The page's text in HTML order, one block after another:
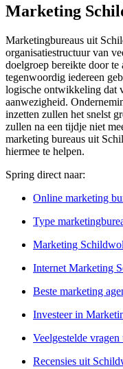
Marketing
Marketingbureaus uit
organisatiestructuur van
doelgroep bereikte door
tegenwoordig iedereen
logische ontwikkeling dat
aanwezigheid.
inzetten zullen het snelst
zullen na een tijdje niet
marketing bureaus uit
hiermee te helpen.
Spring direct naar:
Online marketing
Type
Marketing
Internet Marketing
Beste marketing
Investeer in
Veelgestelde
Recensies uit